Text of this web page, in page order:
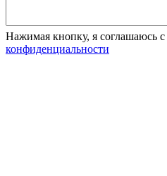
Нажимая кнопку, я соглашаюсь с
конфиденциальности